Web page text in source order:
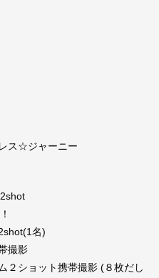
ス☆ジャーニー
名)
撮影
２ショット携帯撮影 (８枚だし